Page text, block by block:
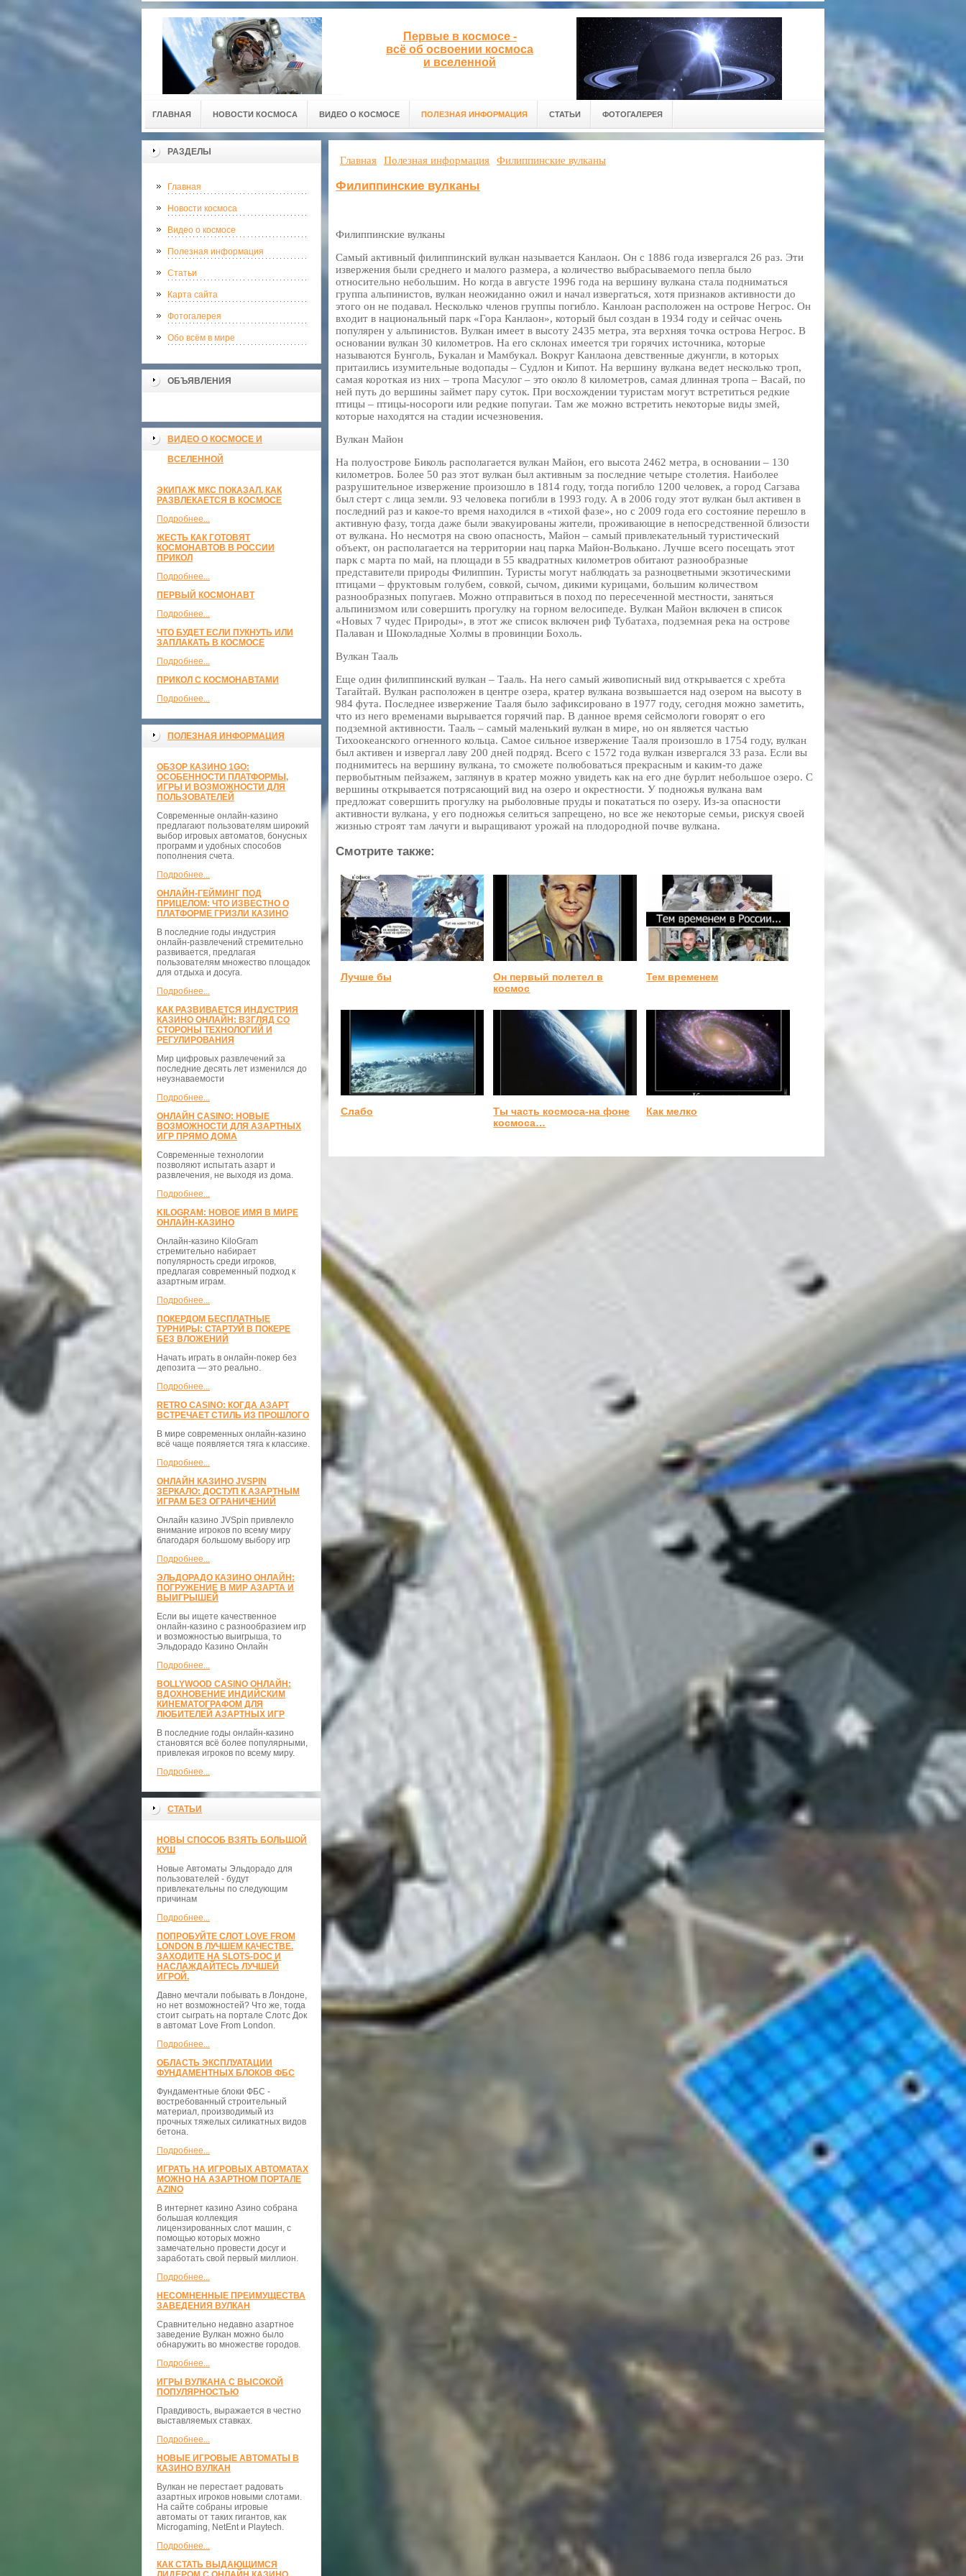
Первые в космосе -
всё об освоении космоса
и вселенной
ГЛАВНАЯ НОВОСТИ КОСМОСА ВИДЕО О КОСМОСЕ ПОЛЕЗНАЯ ИНФОРМАЦИЯ СТАТЬИ ФОТОГАЛЕРЕЯ
РАЗДЕЛЫ
Главная
Новости космоса
Видео о космосе
Полезная информация
Статьи
Карта сайта
Фотогалерея
Обо всём в мире
ОБЪЯВЛЕНИЯ
ВИДЕО О КОСМОСЕ И
ВСЕЛЕННОЙ
ЭКИПАЖ МКС ПОКАЗАЛ, КАК
РАЗВЛЕКАЕТСЯ В КОСМОСЕ
Подробнее...
ЖЕСТЬ КАК ГОТОВЯТ
КОСМОНАВТОВ В РОССИИ
ПРИКОЛ
Подробнее...
ПЕРВЫЙ КОСМОНАВТ
Подробнее...
ЧТО БУДЕТ ЕСЛИ ПУКНУТЬ ИЛИ
ЗАПЛАКАТЬ В КОСМОСЕ
Подробнее...
ПРИКОЛ С КОСМОНАВТАМИ
Подробнее...
ПОЛЕЗНАЯ ИНФОРМАЦИЯ
ОБЗОР КАЗИНО 1GO:
ОСОБЕННОСТИ ПЛАТФОРМЫ,
ИГРЫ И ВОЗМОЖНОСТИ ДЛЯ
ПОЛЬЗОВАТЕЛЕЙ
Современные онлайн-казино
предлагают пользователям широкий
выбор игровых автоматов, бонусных
программ и удобных способов
пополнения счета.
Подробнее...
ОНЛАЙН-ГЕЙМИНГ ПОД
ПРИЦЕЛОМ: ЧТО ИЗВЕСТНО О
ПЛАТФОРМЕ ГРИЗЛИ КАЗИНО
В последние годы индустрия
онлайн-развлечений стремительно
развивается, предлагая
пользователям множество площадок
для отдыха и досуга.
Подробнее...
КАК РАЗВИВАЕТСЯ ИНДУСТРИЯ
КАЗИНО ОНЛАЙН: ВЗГЛЯД СО
СТОРОНЫ ТЕХНОЛОГИЙ И
РЕГУЛИРОВАНИЯ
Мир цифровых развлечений за
последние десять лет изменился до
неузнаваемости
Подробнее...
ОНЛАЙН CASINO: НОВЫЕ
ВОЗМОЖНОСТИ ДЛЯ АЗАРТНЫХ
ИГР ПРЯМО ДОМА
Современные технологии
позволяют испытать азарт и
развлечения, не выходя из дома.
Подробнее...
KILOGRAM: НОВОЕ ИМЯ В МИРЕ
ОНЛАЙН-КАЗИНО
Онлайн-казино KiloGram
стремительно набирает
популярность среди игроков,
предлагая современный подход к
азартным играм.
Подробнее...
ПОКЕРДОМ БЕСПЛАТНЫЕ
ТУРНИРЫ: СТАРТУЙ В ПОКЕРЕ
БЕЗ ВЛОЖЕНИЙ
Начать играть в онлайн-покер без
депозита — это реально.
Подробнее...
RETRO CASINO: КОГДА АЗАРТ
ВСТРЕЧАЕТ СТИЛЬ ИЗ ПРОШЛОГО
В мире современных онлайн-казино
всё чаще появляется тяга к классике.
Подробнее...
ОНЛАЙН КАЗИНО JVSPIN
ЗЕРКАЛО: ДОСТУП К АЗАРТНЫМ
ИГРАМ БЕЗ ОГРАНИЧЕНИЙ
Онлайн казино JVSpin привлекло
внимание игроков по всему миру
благодаря большому выбору игр
Подробнее...
ЭЛЬДОРАДО КАЗИНО ОНЛАЙН:
ПОГРУЖЕНИЕ В МИР АЗАРТА И
ВЫИГРЫШЕЙ
Если вы ищете качественное
онлайн-казино с разнообразием игр
и возможностью выигрыша, то
Эльдорадо Казино Онлайн
Подробнее...
BOLLYWOOD CASINO ОНЛАЙН:
ВДОХНОВЕНИЕ ИНДИЙСКИМ
КИНЕМАТОГРАФОМ ДЛЯ
ЛЮБИТЕЛЕЙ АЗАРТНЫХ ИГР
В последние годы онлайн-казино
становятся всё более популярными,
привлекая игроков по всему миру.
Подробнее...
СТАТЬИ
НОВЫ СПОСОБ ВЗЯТЬ БОЛЬШОЙ
КУШ
Новые Автоматы Эльдорадо для
пользователей - будут
привлекательны по следующим
причинам
Подробнее...
ПОПРОБУЙТЕ СЛОТ LOVE FROM
LONDON В ЛУЧШЕМ КАЧЕСТВЕ.
ЗАХОДИТЕ НА SLOTS-DOC И
НАСЛАЖДАЙТЕСЬ ЛУЧШЕЙ
ИГРОЙ.
Давно мечтали побывать в Лондоне,
но нет возможностей? Что же, тогда
стоит сыграть на портале Слотс Док
в автомат Love From London.
Подробнее...
ОБЛАСТЬ ЭКСПЛУАТАЦИИ
ФУНДАМЕНТНЫХ БЛОКОВ ФБС
Фундаментные блоки ФБС -
востребованный строительный
материал, производимый из
прочных тяжелых силикатных видов
бетона.
Подробнее...
ИГРАТЬ НА ИГРОВЫХ АВТОМАТАХ
МОЖНО НА АЗАРТНОМ ПОРТАЛЕ
AZINO
В интернет казино Азино собрана
большая коллекция
лицензированных слот машин, с
помощью которых можно
замечательно провести досуг и
заработать свой первый миллион.
Подробнее...
НЕСОМНЕННЫЕ ПРЕИМУЩЕСТВА
ЗАВЕДЕНИЯ ВУЛКАН
Сравнительно недавно азартное
заведение Вулкан можно было
обнаружить во множестве городов.
Подробнее...
ИГРЫ ВУЛКАНА С ВЫСОКОЙ
ПОПУЛЯРНОСТЬЮ
Правдивость, выражается в честно
выставляемых ставках.
Подробнее...
НОВЫЕ ИГРОВЫЕ АВТОМАТЫ В
КАЗИНО ВУЛКАН
Вулкан не перестает радовать
азартных игроков новыми слотами.
На сайте собраны игровые
автоматы от таких гигантов, как
Microgaming, NetEnt и Playtech.
Подробнее...
КАК СТАТЬ ВЫДАЮЩИМСЯ
Главная Полезная информация Филиппинские вулканы
Филиппинские вулканы
Филиппинские вулканы
Самый активный филиппинский вулкан называется Канлаон. Он с 1886 года извергался 26 раз. Эти
извержения были среднего и малого размера, а количество выбрасываемого пепла было
относительно небольшим. Но когда в августе 1996 года на вершину вулкана стала подниматься
группа альпинистов, вулкан неожиданно ожил и начал извергаться, хотя признаков активности до
этого он не подавал. Несколько членов группы погибло. Канлоан расположен на острове Негрос. Он
входит в национальный парк «Гора Канлаон», который был создан в 1934 году и сейчас очень
популярен у альпинистов. Вулкан имеет в высоту 2435 метра, эта верхняя точка острова Негрос. В
основании вулкан 30 километров. На его склонах имеется три горячих источника, которые
называются Бунголь, Букалан и Мамбукал. Вокруг Канлаона девственные джунгли, в которых
притаились изумительные водопады – Судлон и Кипот. На вершину вулкана ведет несколько троп,
самая короткая из них – тропа Масулог – это около 8 километров, самая длинная тропа – Васай, по
ней путь до вершины займет пару суток. При восхождении туристам могут встретиться редкие
птицы – птицы-носороги или редкие попугаи. Там же можно встретить некоторые виды змей,
которые находятся на стадии исчезновения.
Вулкан Майон
На полуострове Биколь располагается вулкан Майон, его высота 2462 метра, в основании – 130
километров. Более 50 раз этот вулкан был активным за последние четыре столетия. Наиболее
разрушительное извержение произошло в 1814 году, тогда погибло 1200 человек, а город Сагзава
был стерт с лица земли. 93 человека погибли в 1993 году. А в 2006 году этот вулкан был активен в
последний раз и какое-то время находился в «тихой фазе», но с 2009 года его состояние перешло в
активную фазу, тогда даже были эвакуированы жители, проживающие в непосредственной близости
от вулкана. Но несмотря на свою опасность, Майон – самый привлекательный туристический
объект, он располагается на территории нац парка Майон-Волькано. Лучше всего посещать этот
парк с марта по май, на площади в 55 квадратных километров обитают разнообразные
представители природы Филиппин. Туристы могут наблюдать за разноцветными экзотическими
птицами – фруктовым голубем, совкой, сычом, дикими курицами, большим количеством
разнообразных попугаев. Можно отправиться в поход по пересеченной местности, заняться
альпинизмом или совершить прогулку на горном велосипеде. Вулкан Майон включен в список
«Новых 7 чудес Природы», в этот же список включен риф Тубатаха, подземная река на острове
Палаван и Шоколадные Холмы в провинции Бохоль.
Вулкан Тааль
Еще один филиппинский вулкан – Тааль. На него самый живописный вид открывается с хребта
Тагайтай. Вулкан расположен в центре озера, кратер вулкана возвышается над озером на высоту в
984 фута. Последнее извержение Тааля было зафиксировано в 1977 году, сегодня можно заметить,
что из него временами вырывается горячий пар. В данное время сейсмологи говорят о его
подземной активности. Тааль – самый маленький вулкан в мире, но он является частью
Тихоокеанского огненного кольца. Самое сильное извержение Тааля произошло в 1754 году, вулкан
был активен и извергал лаву 200 дней подряд. Всего с 1572 года вулкан извергался 33 раза. Если вы
поднимитесь на вершину вулкана, то сможете полюбоваться прекрасным и каким-то даже
первобытным пейзажем, заглянув в кратер можно увидеть как на его дне бурлит небольшое озеро. С
вершины открывается потрясающий вид на озеро и окрестности. У подножья вулкана вам
предложат совершить прогулку на рыболовные пруды и покататься по озеру. Из-за опасности
активности вулкана, у его подножья селиться запрещено, но все же некоторые семьи, рискуя своей
жизнью строят там лачуги и выращивают урожай на плодородной почве вулкана.
Смотрите также:
Лучше бы
Он первый полетел в
космос
Тем временем
Слабо
Ты часть космоса-на фоне
космоса…
Как мелко